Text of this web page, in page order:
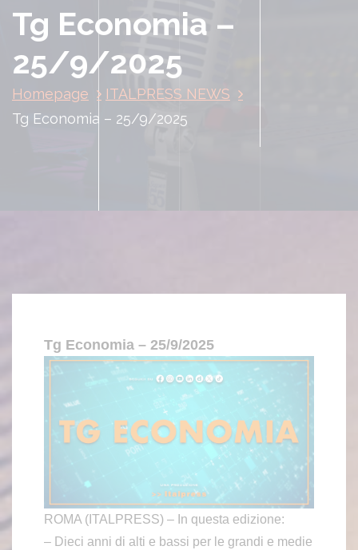
Tg Economia –
25/9/2025
Homepage
ITALPRESS NEWS
Tg Economia – 25/9/2025
Tg Economia – 25/9/2025
ROMA (ITALPRESS) – In questa edizione:
– Dieci anni di alti e bassi per le grandi e medie